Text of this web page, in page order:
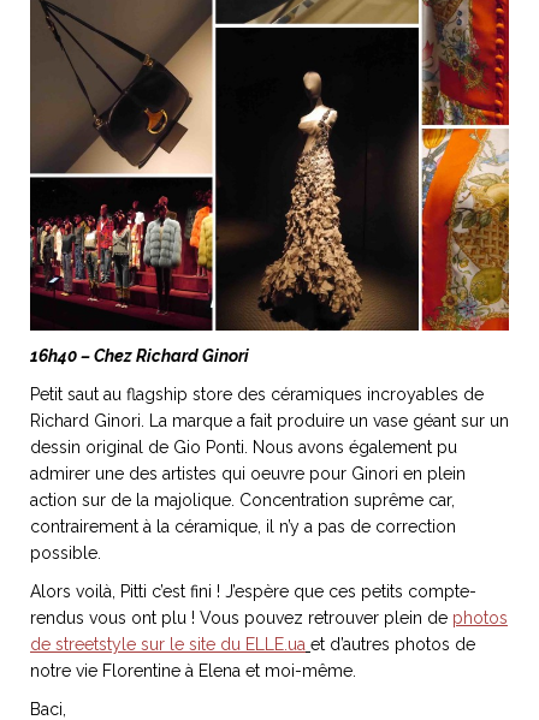
16h40 – Chez Richard Ginori
Petit saut au flagship store des céramiques incroyables de
Richard Ginori. La marque a fait produire un vase géant sur un
dessin original de Gio Ponti. Nous avons également pu
admirer une des artistes qui oeuvre pour Ginori en plein
action sur de la majolique. Concentration suprême car,
contrairement à la céramique, il n’y a pas de correction
possible.
Alors voilà, Pitti c’est fini ! J’espère que ces petits compte-
rendus vous ont plu ! Vous pouvez retrouver plein de photos
de streetstyle sur le site du ELLE.ua et d’autres photos de
notre vie Florentine à Elena et moi-même.
Baci,